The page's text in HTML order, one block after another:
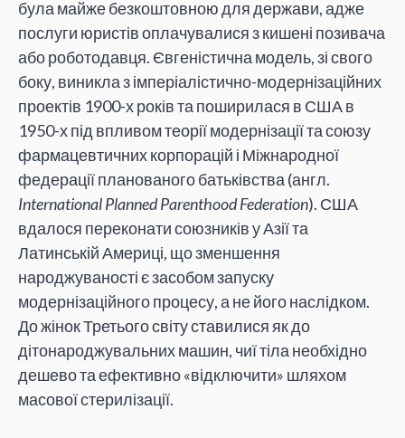
була майже безкоштовною для держави, адже
послуги юристів оплачувалися з кишені позивача
або роботодавця. Євгеністична модель, зі свого
боку, виникла з імперіалістично-модернізаційних
проектів 1900-х років та поширилася в США в
1950-х під впливом теорії модернізації та союзу
фармацевтичних корпорацій і Міжнародної
федерації планованого батьківства (англ.
International Planned Parenthood Federation). США
вдалося переконати союзників у Азії та
Латинській Америці, що зменшення
народжуваності є засобом запуску
модернізаційного процесу, а не його наслідком.
До жінок Третього світу ставилися як до
дітонароджувальних машин, чиї тіла необхідно
дешево та ефективно «відключити» шляхом
масової стерилізації.